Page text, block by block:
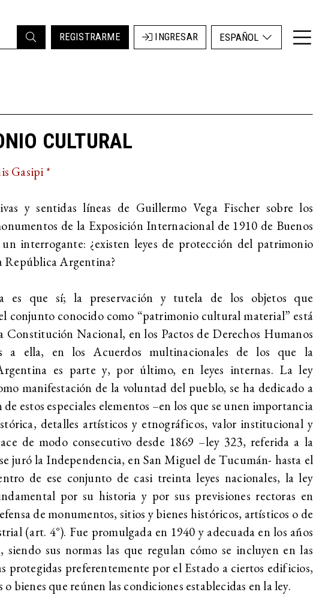
REGISTRARME INGRESAR ESPAÑOL
CULTURAL
Gasipi *
y sentidas líneas de Guillermo Vega Fischer sobre los
de la Exposición Internacional de 1910 de Buenos
interrogante: ¿existen leyes de protección del patrimonio
República Argentina?
es que sí; la preservación y tutela de los objetos que
conjunto conocido como “patrimonio cultural material” está
Constitución Nacional, en los Pactos de Derechos Humanos
a ella, en los Acuerdos multinacionales de los que la
es parte y, por último, en leyes internas. La ley
manifestación de la voluntad del pueblo, se ha dedicado a
estos especiales elementos –en los que se unen importancia
detalles artísticos y etnográficos, valor institucional y
de modo consecutivo desde 1869 –ley 323, referida a la
juró la Independencia, en San Miguel de Tucumán- hasta el
de ese conjunto de casi treinta leyes nacionales, la ley
por su historia y por sus previsiones rectoras en
de monumentos, sitios y bienes históricos, artísticos o de
(art. 4°). Fue promulgada en 1940 y adecuada en los años
siendo sus normas las que regulan cómo se incluyen en las
protegidas preferentemente por el Estado a ciertos edificios,
bienes que reúnen las condiciones establecidas en la ley.